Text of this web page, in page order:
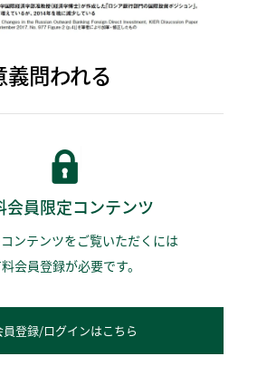
義問われる
会員限定コンテンツ
ンテンツをご覧いただくには
会員登録が必要です。
員登録/ログインはこちら